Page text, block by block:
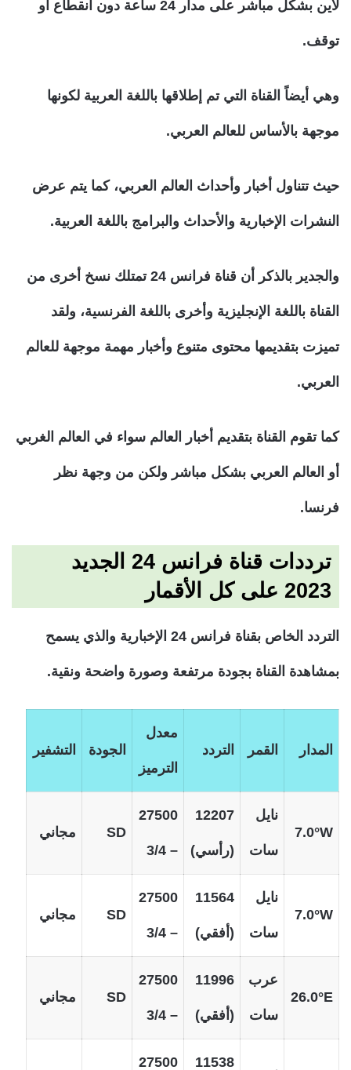
لاين بشكل مباشر على مدار 24 ساعة دون انقطاع أو
توقف.
وهي أيضاً القناة التي تم إطلاقها باللغة العربية لكونها
موجهة بالأساس للعالم العربي.
حيث تتناول أخبار وأحداث العالم العربي، كما يتم عرض
النشرات الإخبارية والأحداث والبرامج باللغة العربية.
والجدير بالذكر أن قناة فرانس 24 تمتلك نسخ أخرى من
القناة باللغة الإنجليزية وأخرى باللغة الفرنسية، ولقد
تميزت بتقديمها محتوى متنوع وأخبار مهمة موجهة للعالم
العربي.
كما تقوم القناة بتقديم أخبار العالم سواء في العالم الغربي
أو العالم العربي بشكل مباشر ولكن من وجهة نظر
فرنسا.
ترددات قناة فرانس 24 الجديد
2023 على كل الأقمار
التردد الخاص بقناة فرانس 24 الإخبارية والذي يسمح
بمشاهدة القناة بجودة مرتفعة وصورة واضحة ونقية.
المدار القمر التردد
معدل
الترميز
الجودة التشفير
7.0°W
نايل
سات
12207
(رأسي)
27500
– 3/4
SD مجاني
7.0°W
نايل
سات
11564
(أفقي)
27500
– 3/4
SD مجاني
26.0°E
عرب
سات
11996
(أفقي)
27500
– 3/4
SD مجاني
11538
27500